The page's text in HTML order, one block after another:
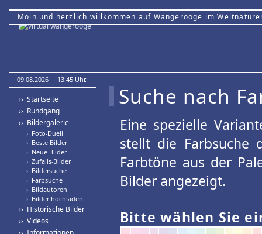
Moin und herzlich willkommen auf Wangerooge im
09.08.2026 · 13:45 Uhr.
›› Startseite
›› Rundgang
›› Bildergalerie
› Foto-Duell
› Beste Bilder
› Neue Bilder
› Zufalls-Bilder
› Bildersuche
› Farbsuche
› Bildautoren
› Bilder hochladen
›› Historische Bilder
›› Videos
Suche nach
Eine spezielle
stellt die Farbsuche
Farbtöne aus der
Bilder angezeigt.
Bitte wählen Sie